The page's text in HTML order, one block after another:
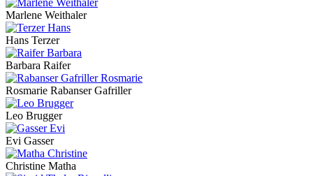
Marlene Weithaler
Hans Terzer
Barbara Raifer
Rosmarie Rabanser Gafriller
Leo Brugger
Evi Gasser
Christine Matha